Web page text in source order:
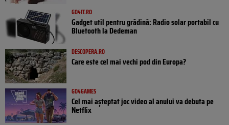
GO4IT.RO
Gadget util pentru grădină: Radio solar portabil cu
Bluetooth la Dedeman
DESCOPERA.RO
Care este cel mai vechi pod din Europa?
GO4GAMES
Cel mai așteptat joc video al anului va debuta pe
Netflix